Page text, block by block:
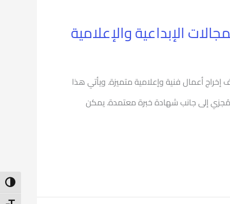
الإبداعية والإعلامية
أعمال فنية وإعلامية متميزة. ويأتي هذا
مُجزي إلى جانب شهادة خبرة معتمدة. يمكن